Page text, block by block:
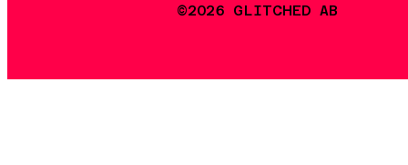
©2026 GLITCHED AB